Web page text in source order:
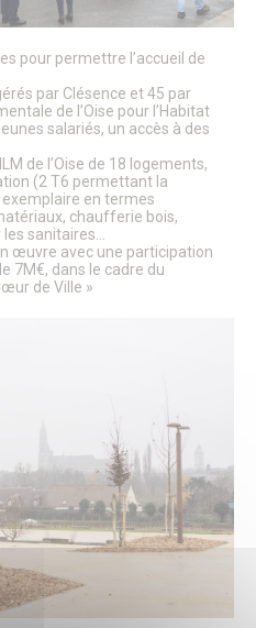
Rois de France
2
chantier
du projet
– ITI
pour permettre l’accueil de
par Clésence et 45 par
de l’Oise pour l’Habitat
salariés, un accès à des
de l’Oise de 18 logements,
(2 T6 permettant la
en termes
chaufferie bois,
les sanitaires…
œuvre avec une participation
7M€, dans le cadre du
de Ville »